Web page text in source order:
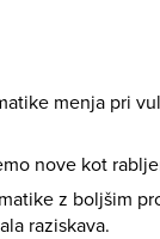
menja pri
nove kot
z boljšim
raziskava.